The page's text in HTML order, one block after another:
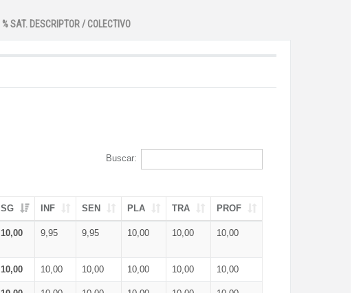
% SAT. DESCRIPTOR / COLECTIVO
Buscar:
SG INF SEN PLA TRA PROF
10,00 9,95 9,95 10,00 10,00 10,00
10,00 10,00 10,00 10,00 10,00 10,00